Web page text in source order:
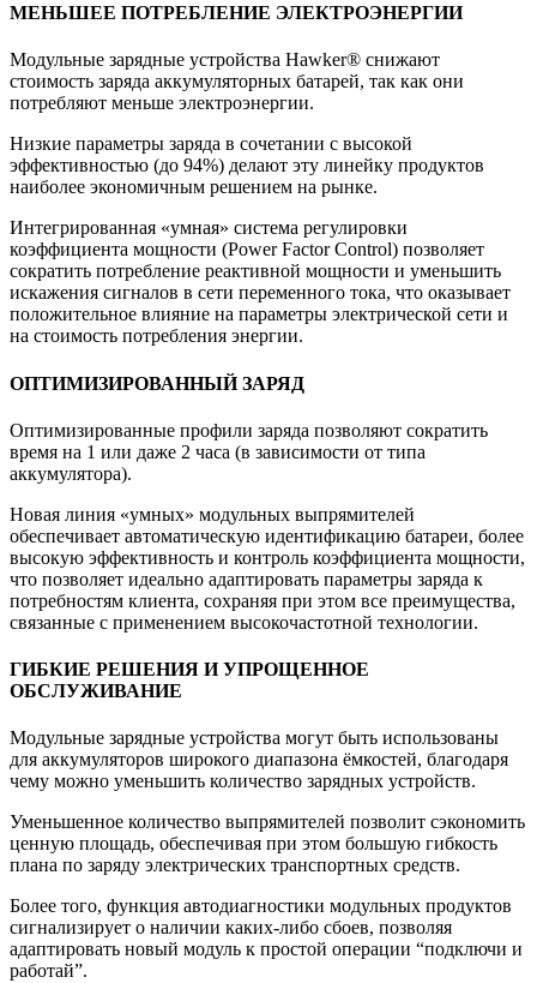
МЕНЬШЕЕ ПОТРЕБЛЕНИЕ ЭЛЕКТРОЭНЕРГИИ
Модульные зарядные устройства Hawker® снижают
стоимость заряда аккумуляторных батарей, так как они
потребляют меньше электроэнергии.
Низкие параметры заряда в сочетании с высокой
эффективностью (до 94%) делают эту линейку продуктов
наиболее экономичным решением на рынке.
Интегрированная «умная» система регулировки
коэффициента мощности (Power Factor Control) позволяет
сократить потребление реактивной мощности и уменьшить
искажения сигналов в сети переменного тока, что оказывает
положительное влияние на параметры электрической сети и
на стоимость потребления энергии.
ОПТИМИЗИРОВАННЫЙ ЗАРЯД
Оптимизированные профили заряда позволяют сократить
время на 1 или даже 2 часа (в зависимости от типа
аккумулятора).
Новая линия «умных» модульных выпрямителей
обеспечивает автоматическую идентификацию батареи, более
высокую эффективность и контроль коэффициента мощности,
что позволяет идеально адаптировать параметры заряда к
потребностям клиента, сохраняя при этом все преимущества,
связанные с применением высокочастотной технологии.
ГИБКИЕ РЕШЕНИЯ И УПРОЩЕННОЕ
ОБСЛУЖИВАНИЕ
Модульные зарядные устройства могут быть использованы
для аккумуляторов широкого диапазона ёмкостей, благодаря
чему можно уменьшить количество зарядных устройств.
Уменьшенное количество выпрямителей позволит сэкономить
ценную площадь, обеспечивая при этом большую гибкость
плана по заряду электрических транспортных средств.
Более того, функция автодиагностики модульных продуктов
сигнализирует о наличии каких-либо сбоев, позволяя
адаптировать новый модуль к простой операции “подключи и
работай”.